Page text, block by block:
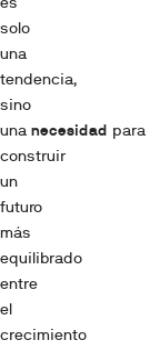
solo
una
tendencia,
sino
una necesidad para
construir
un
futuro
más
equilibrado
entre
el
crecimiento